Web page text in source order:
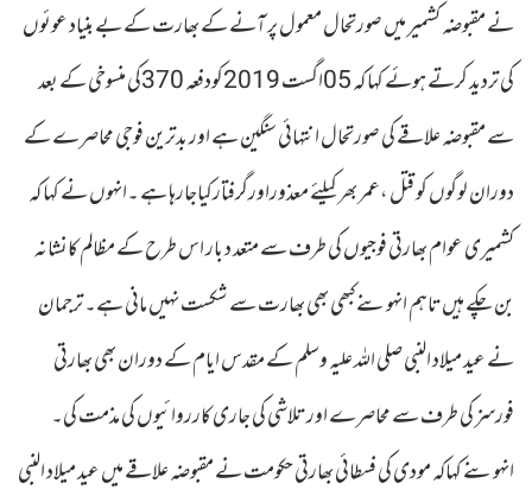
نے مقبوضہ کشمیر میں صورتحال معمول پر آنے کے بھارت کے بے بنیاد عوئوں
کی تردید کرتے ہوئے کہا کہ 05اگست 2019کودفعہ 370کی منسوخی کے بعد
سے مقبوضہ علاقے کی صورتحال انتہائی سنگین ہے اور بدترین فوجی محاصرے کے
دوران لوگوں کو قتل ،عمر بھر کیلئے معذوراورگرفتارکیاجارہا ہے ۔انہوں نے کہا کہ
کشمیری عوام بھارتی فوجیوں کی طرف سے متعد د بار اس طرح کے مظالم کانشانہ
بن چکے ہیں تاہم انہوںنے کبھی بھی بھارت سے شکست نہیں مانی ہے۔ ترجمان
نے عید میلاد النبی صلی اللہ علیہ وسلم کے مقدس ایام کے دوران بھی بھارتی
فورسز کی طرف سے محاصرے اور تلاشی کی جاری کارروائیوں کی مذمت کی۔
انہوںنے کہاکہ مودی کی فسطائی بھارتی حکومت نے مقبوضہ علاقے میں عید میلاد النبی